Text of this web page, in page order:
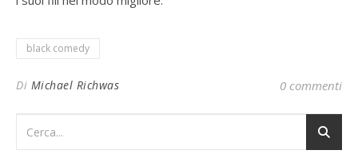
black comedy
Di Michael Richwas 0 commenti